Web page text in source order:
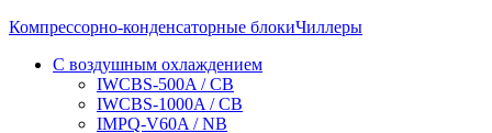
Компрессорно-конденсаторные блокиЧиллеры
С воздушным охлаждением
IWCBS-500A / CB
IWCBS-1000A / CB
IMPQ-V60A / NB